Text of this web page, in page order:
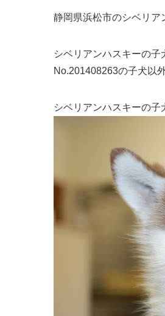
静岡県浜松市のシベリア
シベリアンハスキーの子
No.201408263の子犬以
シベリアンハスキーの子